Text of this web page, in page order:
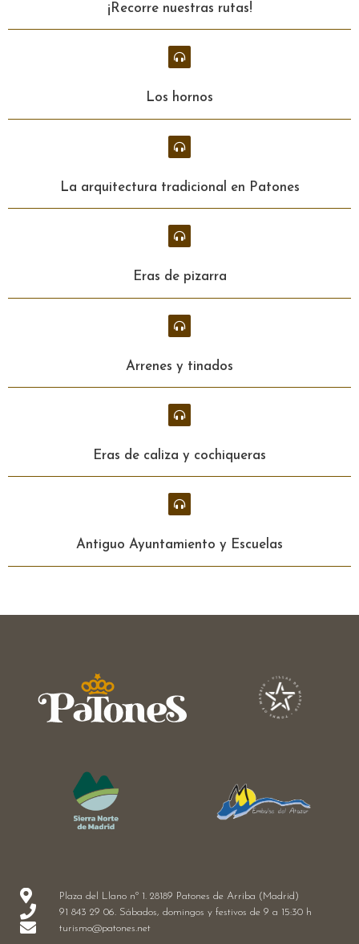
¡Recorre nuestras rutas!
Los hornos
La arquitectura tradicional en Patones
Eras de pizarra
Arrenes y tinados
Eras de caliza y cochiqueras
Antiguo Ayuntamiento y Escuelas
Plaza del Llano nº 1. 28189 Patones de Arriba (Madrid)
91 843 29 06. Sábados, domingos y festivos de 9 a 15:30 h
turismo@patones.net